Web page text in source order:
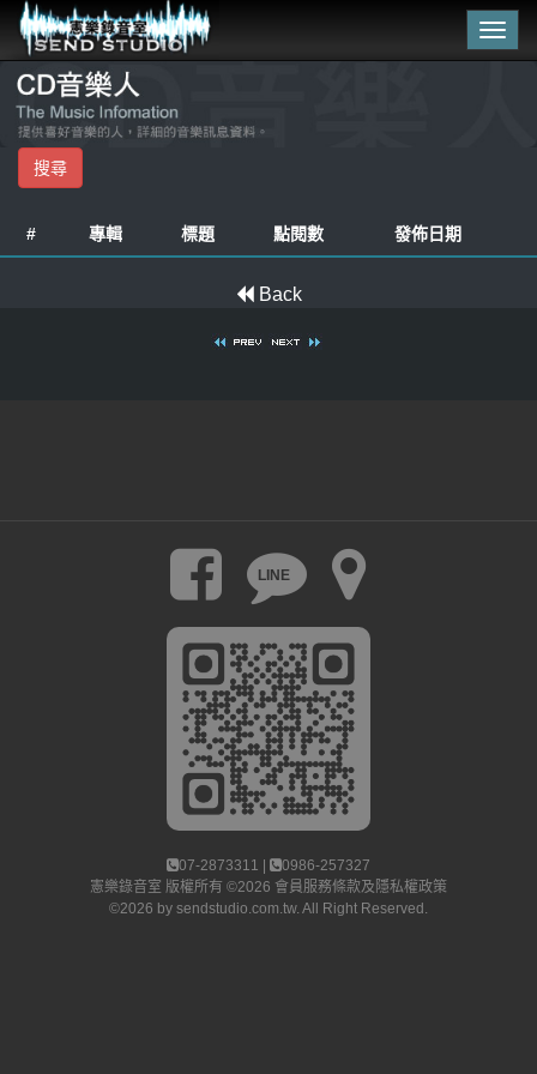
# 專輯 標題 點閱數 發佈日期
Back
LINE
07-2873311 |
0986-257327
憲樂錄音室 版權所有 ©2026 會員服務條款及隱私權政策
©2026 by sendstudio.com.tw. All Right Reserved.